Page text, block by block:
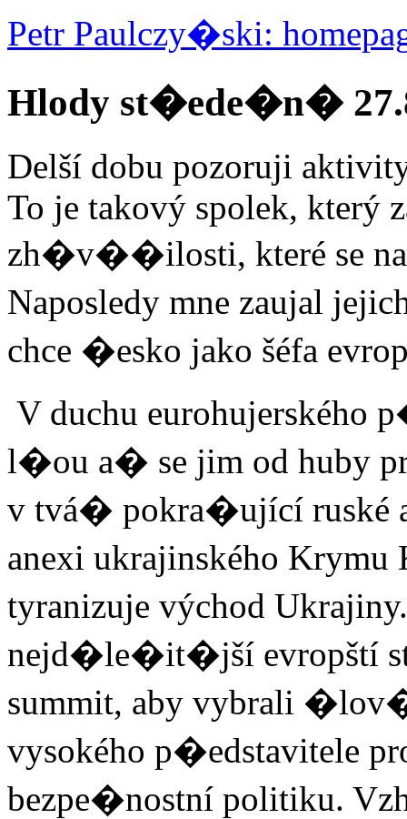
Petr Paulczy�ski:
Hlody st�ede�n�
Delší dobu pozoruji
To je takový spolek, který
zh�v��ilosti, které se na
Naposledy mne zaujal
chce �esko jako šéfa
V duchu eurohujerského
l�ou a� se jim od huby
v tvá� pokra�ující ruské
anexi ukrajinského
tyranizuje východ
nejd�le�it�jší evropští
summit, aby vybrali
vysokého p�edstavitele
bezpe�nostní politiku.